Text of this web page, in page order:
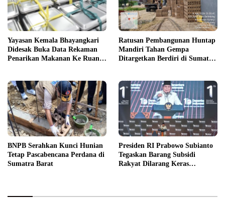
Yayasan Kemala Bhayangkari
Didesak Buka Data Rekaman
Penarikan Makanan Ke Ruang
Ratusan Pembangunan Huntap
Mandiri Tahan Gempa
Ditargetkan Berdiri di Sumatra
BNPB Serahkan Kunci Hunian
Tetap Pascabencana Perdana di
Sumatra Barat
Presiden RI Prabowo Subianto
Tegaskan Barang Subsidi
Rakyat Dilarang Keras